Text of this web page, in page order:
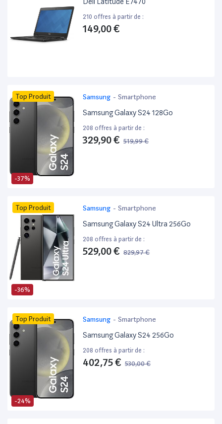
210 offres à partir de :
149,00 €
-37%
Top Produit Samsung - Smartphone
Samsung Galaxy S24 128Go
208 offres à partir de :
329,90 € 519,99 €
-36%
Top Produit Samsung - Smartphone
Samsung Galaxy S24 Ultra 256Go
208 offres à partir de :
529,00 € 829,97 €
-24%
Top Produit Samsung - Smartphone
Samsung Galaxy S24 256Go
208 offres à partir de :
402,75 € 530,00 €